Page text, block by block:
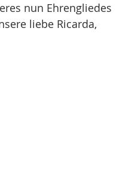
nun Ehrengliedes
liebe Ricarda,